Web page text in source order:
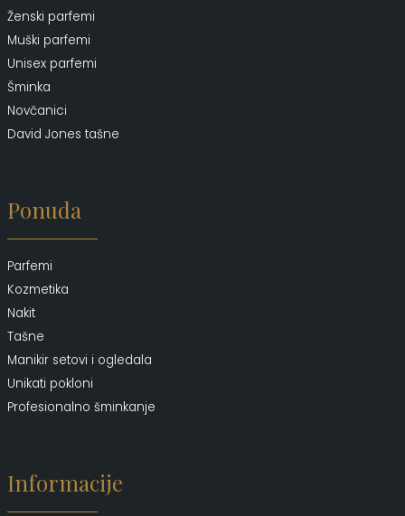
Ženski parfemi
Muški parfemi
Unisex parfemi
Šminka
Novčanici
David Jones tašne
Ponuda
Parfemi
Kozmetika
Nakit
Tašne
Manikir setovi i ogledala
Unikati pokloni
Profesionalno šminkanje
Informacije